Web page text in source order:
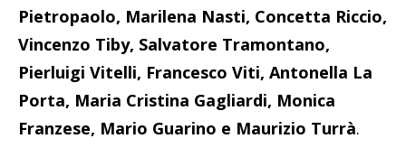
Pietropaolo, Marilena Nasti, Concetta Riccio,
Vincenzo Tiby, Salvatore Tramontano,
Pierluigi Vitelli, Francesco Viti, Antonella La
Porta, Maria Cristina Gagliardi, Monica
Franzese, Mario Guarino e Maurizio Turrà.